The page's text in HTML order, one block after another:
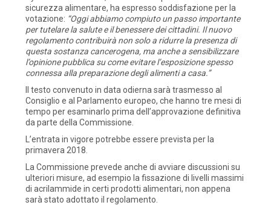
sicurezza alimentare, ha espresso soddisfazione per la
votazione: “Oggi abbiamo compiuto un passo importante
per tutelare la salute e il benessere dei cittadini. Il nuovo
regolamento contribuirà non solo a ridurre la presenza di
questa sostanza cancerogena, ma anche a sensibilizzare
l’opinione pubblica su come evitare l’esposizione spesso
connessa alla preparazione degli alimenti a casa.”
Il testo convenuto in data odierna sarà trasmesso al
Consiglio e al Parlamento europeo, che hanno tre mesi di
tempo per esaminarlo prima dell’approvazione definitiva
da parte della Commissione.
L’entrata in vigore potrebbe essere prevista per la
primavera 2018.
La Commissione prevede anche di avviare discussioni su
ulteriori misure, ad esempio la fissazione di livelli massimi
di acrilammide in certi prodotti alimentari, non appena
sarà stato adottato il regolamento.